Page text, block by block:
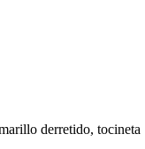
derretido, tocineta